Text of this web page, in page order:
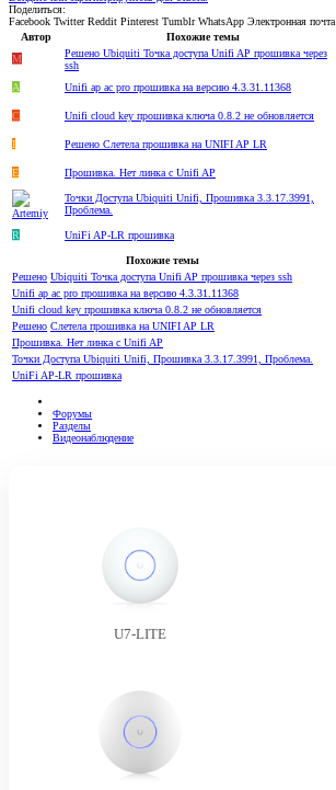
Поделиться:
Facebook Twitter Reddit Pinterest Tumblr WhatsApp Электронная почта
Автор
Похожие темы
M
Решено Ubiquiti Точка доступа Unifi AP прошивка через
ssh
A
Unifi ap ac pro прошивка на версию 4.3.31.11368
C
Unifi cloud key прошивка ключа 0.8.2 не обновляется
I
Решено Слетела прошивка на UNIFI AP LR
E
Прошивка. Нет линка с Unifi AP
Точки Доступа Ubiquiti Unifi, Прошивка 3.3.17.3991,
Проблема.
R UniFi AP-LR прошивка
Похожие темы
Решено Ubiquiti Точка доступа Unifi AP прошивка через ssh
Unifi ap ac pro прошивка на версию 4.3.31.11368
Unifi cloud key прошивка ключа 0.8.2 не обновляется
Решено Слетела прошивка на UNIFI AP LR
Прошивка. Нет линка с Unifi AP
Точки Доступа Ubiquiti Unifi, Прошивка 3.3.17.3991, Проблема.
UniFi AP-LR прошивка
Форумы
Разделы
Видеонаблюдение
U7-LITE